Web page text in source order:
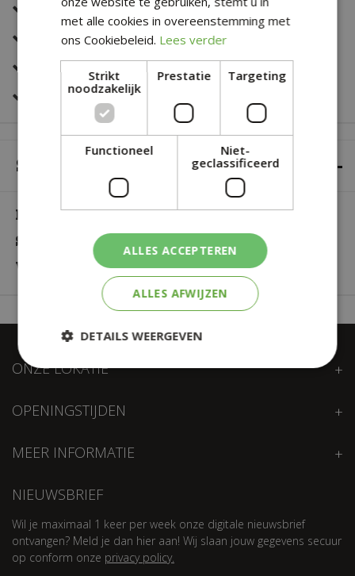
Deskundig en eerlijk advies
Altijd een fris en verzorgd assortiment
Snelle bestelservice
Veilig online betalen
SPECIFICATIES
Plantensoort Ficus
Standplaats Zon
Waterbehoefte Veel
ONZE LOKATIE
OPENINGSTIJDEN
MEER INFORMATIE
NIEUWSBRIEF
Wil je maximaal 1 keer per week onze digitale nieuwsbrief
ontvangen? Meld je dan hier aan! Wij slaan jouw gegevens secuur
op conform onze privacy policy.
met alle cookies in overeenstemming met
ons Cookiebeleid. Lees verder
Strikt
noodzakelijk
Prestatie Targeting
Functioneel
Niet-
geclassificeerd
ALLES ACCEPTEREN
ALLES AFWIJZEN
DETAILS WEERGEVEN